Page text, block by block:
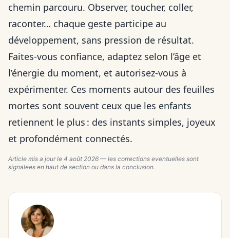
chemin parcouru. Observer, toucher, coller,
raconter… chaque geste participe au
développement, sans pression de résultat.
Faites-vous confiance, adaptez selon l’âge et
l’énergie du moment, et autorisez-vous à
expérimenter. Ces moments autour des feuilles
mortes sont souvent ceux que les enfants
retiennent le plus : des instants simples, joyeux
et profondément connectés.
Article mis a jour le 4 août 2026 — les corrections eventuelles sont
signalees en haut de section ou dans la conclusion.